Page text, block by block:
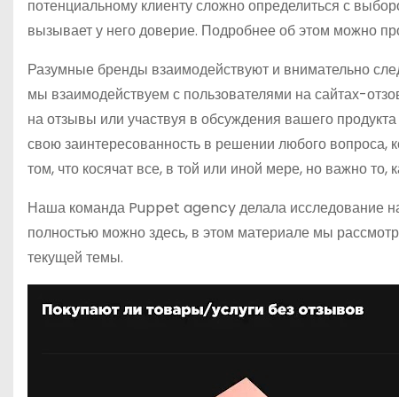
потенциальному клиенту сложно определиться с
вызывает у него доверие. Подробнее об этом можно
Разумные бренды взаимодействуют и внимательно
мы взаимодействуем с пользователями на сайтах-
на отзывы или участвуя в обсуждения вашего
свою заинтересованность в решении любого вопроса,
том, что косячат все, в той или иной мере, но важно то,
Наша команда Puppet agency делала исследование
полностью можно здесь, в этом материале мы
текущей темы.